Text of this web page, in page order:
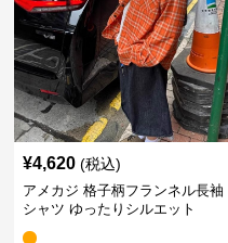
¥4,620 (税込)
アメカジ 格子柄フランネル長袖
シャツ ゆったりシルエット